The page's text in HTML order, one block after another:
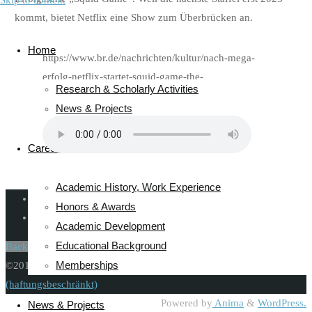
Home
Research & Scholarly Activities
News & Projects
Career/Curriculum Vitae
Academic History, Work Experience
Honors & Awards
Academic Development
Educational Background
Memberships
News & Projects
kommt, bietet Netflix eine Show zum Überbrücken an.
https://www.br.de/nachrichten/kultur/nach-mega-
erfolg-netflix-startet-squid-game-the-
challenge,TwFEEIQ
Back to Top
©2019 Katrin Döveling | Umsetzung durch
(haftungsbeschränkt)
Powered by Anima & WordPress.